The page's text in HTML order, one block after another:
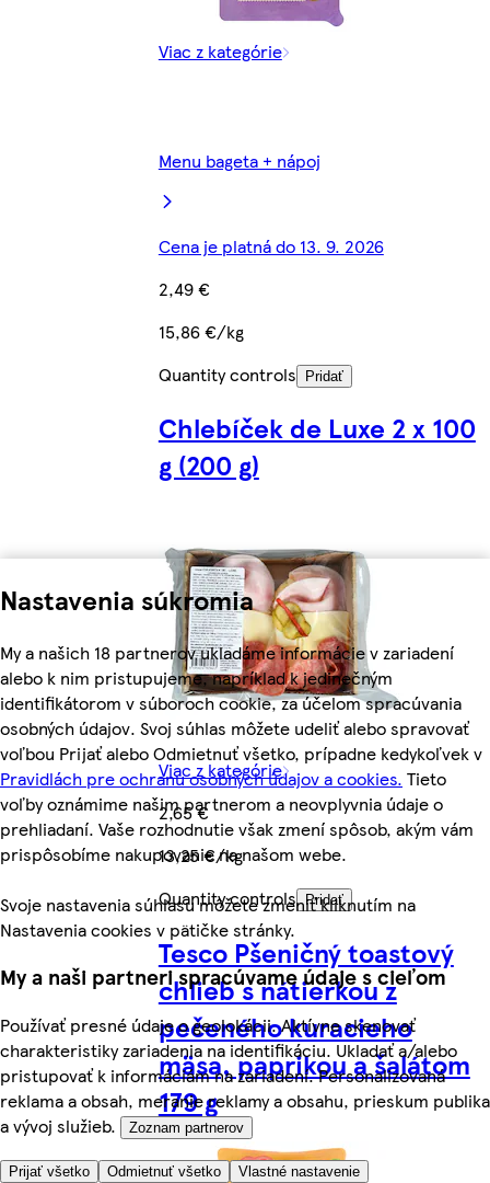
Nastavenia súkromia
My a našich 18 partnerov ukladáme informácie v zariadení
alebo k nim pristupujeme, napríklad k jedinečným
identifikátorom v súboroch cookie, za účelom spracúvania
osobných údajov. Svoj súhlas môžete udeliť alebo spravovať
voľbou Prijať alebo Odmietnuť všetko, prípadne kedykoľvek v
Pravidlách pre ochranu osobných údajov a cookies. Tieto
voľby oznámime našim partnerom a neovplyvnia údaje o
prehliadaní. Vaše rozhodnutie však zmení spôsob, akým vám
prispôsobíme nakupovanie na našom webe.
Svoje nastavenia súhlasu môžete zmeniť kliknutím na
Nastavenia cookies v pätičke stránky.
My a naši partneri spracúvame údaje s cieľom
Používať presné údaje o geolokácii. Aktívne skenovať
charakteristiky zariadenia na identifikáciu. Ukladať a/alebo
pristupovať k informáciám na zariadení. Personalizovaná
reklama a obsah, meranie reklamy a obsahu, prieskum publika
a vývoj služieb.
Zoznam partnerov
Prijať všetko Odmietnuť všetko Vlastné nastavenie
Viac z kategórie
Menu bageta + nápoj
Cena je platná do 13. 9. 2026
2,49 €
15,86 €/kg
Quantity controls
Pridať
Chlebíček de Luxe 2 x 100
g (200 g)
Viac z kategórie
2,65 €
13,25 €/kg
Quantity controls
Pridať
Tesco Pšeničný toastový
chlieb s nátierkou z
pečeného kuracieho
mäsa, paprikou a šalátom
179 g